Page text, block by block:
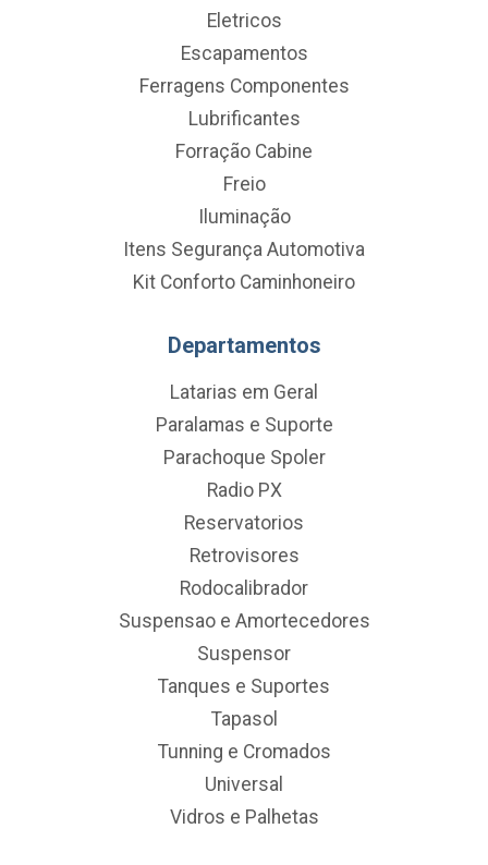
Eletricos
Escapamentos
Ferragens Componentes
Lubrificantes
Forração Cabine
Freio
Iluminação
Itens Segurança Automotiva
Kit Conforto Caminhoneiro
Departamentos
Latarias em Geral
Paralamas e Suporte
Parachoque Spoler
Radio PX
Reservatorios
Retrovisores
Rodocalibrador
Suspensao e Amortecedores
Suspensor
Tanques e Suportes
Tapasol
Tunning e Cromados
Universal
Vidros e Palhetas